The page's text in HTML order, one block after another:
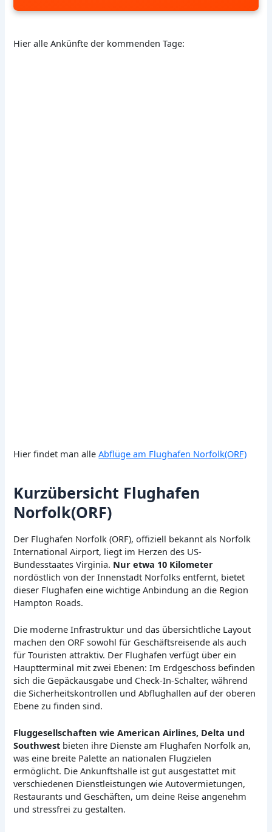
Hier alle Ankünfte der kommenden Tage:
Hier findet man alleAbflüge am Flughafen Norfolk(ORF)
Kurzübersicht Flughafen
Norfolk(ORF)
Der Flughafen Norfolk (ORF), offiziell bekannt als Norfolk
International Airport, liegt im Herzen des US-
Bundesstaates Virginia. Nur etwa 10 Kilometer
nordöstlich von der Innenstadt Norfolks entfernt, bietet
dieser Flughafen eine wichtige Anbindung an die Region
Hampton Roads.
Die moderne Infrastruktur und das übersichtliche Layout
machen den ORF sowohl für Geschäftsreisende als auch
für Touristen attraktiv. Der Flughafen verfügt über ein
Hauptterminal mit zwei Ebenen: Im Erdgeschoss befinden
sich die Gepäckausgabe und Check-In-Schalter, während
die Sicherheitskontrollen und Abflughallen auf der oberen
Ebene zu finden sind.
Fluggesellschaften wie American Airlines, Delta und
Southwest bieten ihre Dienste am Flughafen Norfolk an,
was eine breite Palette an nationalen Flugzielen
ermöglicht. Die Ankunftshalle ist gut ausgestattet mit
verschiedenen Dienstleistungen wie Autovermietungen,
Restaurants und Geschäften, um deine Reise angenehm
und stressfrei zu gestalten.